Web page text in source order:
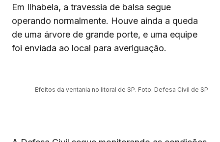
Em Ilhabela, a travessia de balsa segue
operando normalmente. Houve ainda a queda
de uma árvore de grande porte, e uma equipe
foi enviada ao local para averiguação.
Efeitos da ventania no litoral de SP. Foto: Defesa Civil de SP